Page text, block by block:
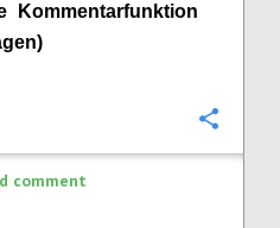
Kommentarfunktion
comment